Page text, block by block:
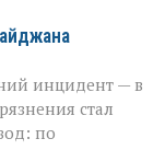
инцидент — в
стал
по